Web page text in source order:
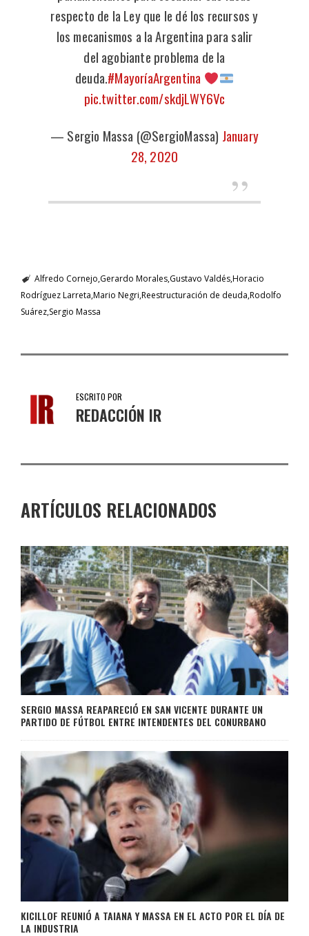
respecto de la Ley que le dé los recursos y
los mecanismos a la Argentina para salir
del agobiante problema de la
deuda.#MayoríaArgentina
pic.twitter.com/skdjLWY6Vc
— Sergio Massa (@SergioMassa) January
28, 2020
Alfredo Cornejo Gerardo MoralesGustavo ValdésHoracio
Rodríguez Larreta Mario Negri Reestructuración de deuda Rodolfo
Suárez Sergio Massa
ESCRITO POR
REDACCIÓN IR
ARTÍCULOS RELACIONADOS
SERGIO MASSA REAPARECIÓ EN SAN VICENTE DURANTE UN
PARTIDO DE FÚTBOL ENTRE INTENDENTES DEL CONURBANO
KICILLOF REUNIÓ A TAIANA Y MASSA EN EL ACTO POR EL DÍA DE
LA INDUSTRIA